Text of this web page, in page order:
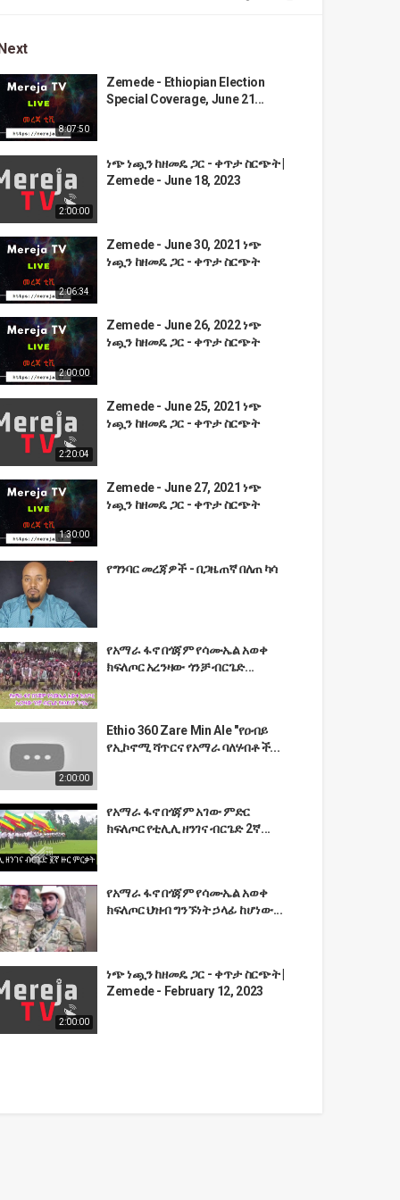
8:07:50
Zemede - Ethiopian Election
Special Coverage, June 21...
2:00:00
ነጭ ነጯን ከዘመዴ ጋር - ቀጥታ ስርጭት |
Zemede - June 18, 2023
2:06:34
Zemede - June 30, 2021 ነጭ
ነጯን ከዘመዴ ጋር - ቀጥታ ስርጭት
2:00:00
Zemede - June 26, 2022 ነጭ
ነጯን ከዘመዴ ጋር - ቀጥታ ስርጭት
2:20:04
Zemede - June 25, 2021 ነጭ
ነጯን ከዘመዴ ጋር - ቀጥታ ስርጭት
1:30:00
Zemede - June 27, 2021 ነጭ
ነጯን ከዘመዴ ጋር - ቀጥታ ስርጭት
የግንባር መረጃዎች - በጋዜጠኛ በለጠ ካሳ
የአማራ ፋኖ በጎጃም የሳሙኤል አወቀ
ክፍለጦር አረንዛው ጎንቻ ብርጌድ...
2:00:00
Ethio 360 Zare Min Ale "የዐብይ
የኢኮኖሚ ሻጥርና የአማራ ባለሃብቶች...
የአማራ ፋኖ በጎጃም አገው ምድር
ክፍለጦር የቲሊሊ ዘንገና ብርጌድ 2ኛ...
የአማራ ፋኖ በጎጃም የሳሙኤል አወቀ
ክፍለጦር ህዝብ ግንኙነት ኃላፊ ከሆነው...
2:00:00
ነጭ ነጯን ከዘመዴ ጋር - ቀጥታ ስርጭት |
Zemede - February 12, 2023